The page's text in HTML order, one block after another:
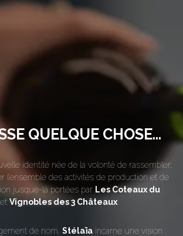
QUELQUE CHOSE...
identité née de la volonté de rassembler,
l’ensemble des activités de production et de
jusque-là portées par Les Coteaux du
Vignobles des 3 Châteaux.
de nom, Stélaïaincarne une vision :